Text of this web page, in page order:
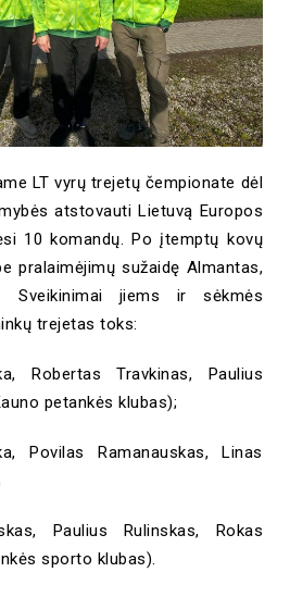
LT vyrų trejetų čempionate dėl
atstovauti Lietuvą Europos
10 komandų. Po įtemptų kovų
pralaimėjimų sužaidę Almantas,
Sveikinimai jiems ir sėkmės
trejetas toks:
Robertas Travkinas, Paulius
petankės klubas);
Povilas Ramanauskas, Linas
Paulius Rulinskas, Rokas
sporto klubas).